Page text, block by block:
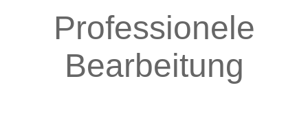
Professionele
Bearbeitung